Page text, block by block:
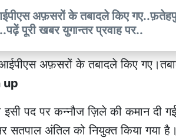
अफ़सरों के तबादले किए
पूरी खबर युगान्तर प्रवाह पर..
अफ़सरों के तबादले किए
up
इसी पद पर कन्नौज ज़िले की कमान दी
अंतिल को नियुक्त किया गया